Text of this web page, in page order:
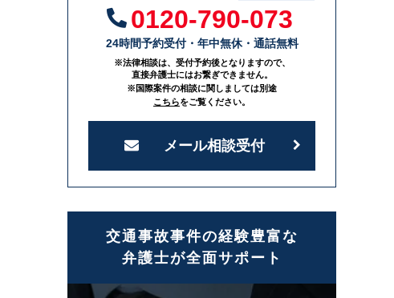
0120-790-073
24時間予約受付・年中無休・通話無料
※法律相談は、受付予約後となりますので、
直接弁護士にはお繋ぎできません。
※国際案件の相談に関しましては別途
こちらをご覧ください。
メール相談受付
交通事故事件の経験豊富な
弁護士が全面サポート